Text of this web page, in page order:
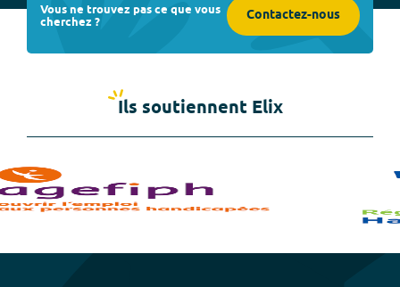
Vous ne trouvez pas ce que vous
cherchez ? Contactez-nous
Ils soutiennent Elix